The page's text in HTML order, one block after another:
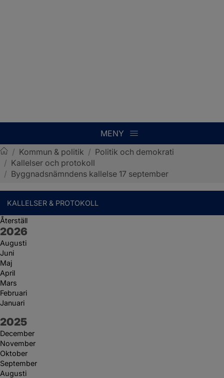
MENY
Sotenäs kommun
/ Kommun & politik / Politik och demokrati
/ Kallelser och protokoll
/ Byggnadsnämndens kallelse 17 september
KALLELSER & PROTOKOLL
Återställ
År:
2026
Augusti
Juni
Maj
April
Mars
Februari
Januari
År:
2025
December
November
Oktober
September
Augusti